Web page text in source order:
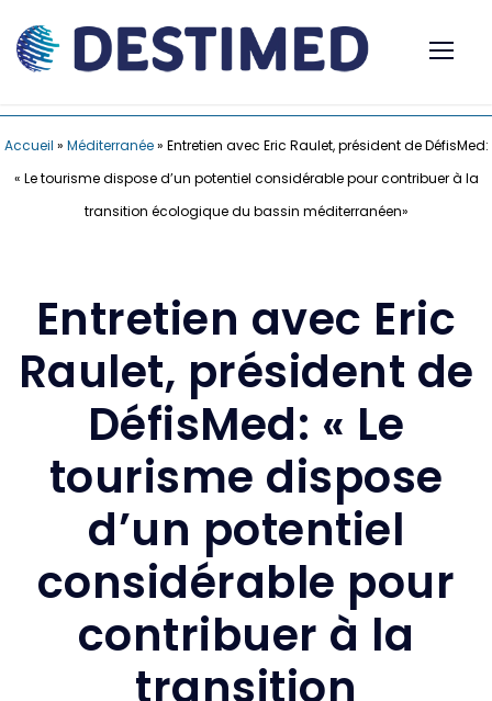
Accueil » Méditerranée» Entretien avec Eric Raulet, président de DéfisMed:
« Le tourisme dispose d’un potentiel considérable pour contribuer à la
transition écologique du bassin méditerranéen»
Entretien avec Eric
Raulet, président de
DéfisMed: « Le
tourisme dispose
d’un potentiel
considérable pour
contribuer à la
transition